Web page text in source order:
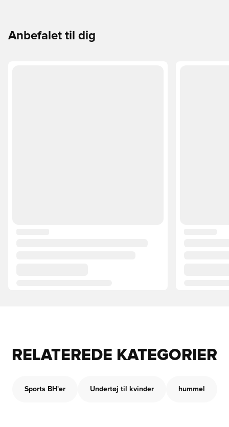
Anbefalet til dig
RELATEREDE KATEGORIER
Sports BH'er Undertøj til kvinder hummel